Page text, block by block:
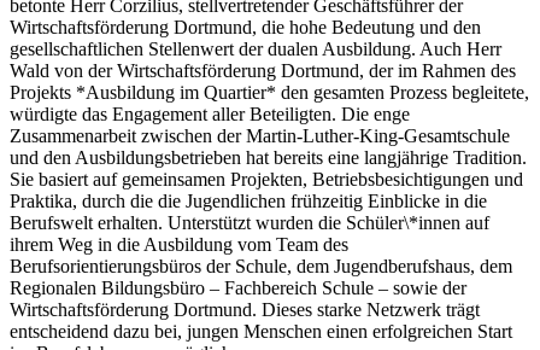
betonte Herr Corzilius, stellvertretender Geschäftsführer der
Wirtschaftsförderung Dortmund, die hohe Bedeutung und den
gesellschaftlichen Stellenwert der dualen Ausbildung. Auch Herr
Wald von der Wirtschaftsförderung Dortmund, der im Rahmen des
Projekts *Ausbildung im Quartier* den gesamten Prozess begleitete,
würdigte das Engagement aller Beteiligten. Die enge
Zusammenarbeit zwischen der Martin-Luther-King-Gesamtschule
und den Ausbildungsbetrieben hat bereits eine langjährige Tradition.
Sie basiert auf gemeinsamen Projekten, Betriebsbesichtigungen und
Praktika, durch die die Jugendlichen frühzeitig Einblicke in die
Berufswelt erhalten. Unterstützt wurden die Schüler\*innen auf
ihrem Weg in die Ausbildung vom Team des
Berufsorientierungsbüros der Schule, dem Jugendberufshaus, dem
Regionalen Bildungsbüro – Fachbereich Schule – sowie der
Wirtschaftsförderung Dortmund. Dieses starke Netzwerk trägt
entscheidend dazu bei, jungen Menschen einen erfolgreichen Start